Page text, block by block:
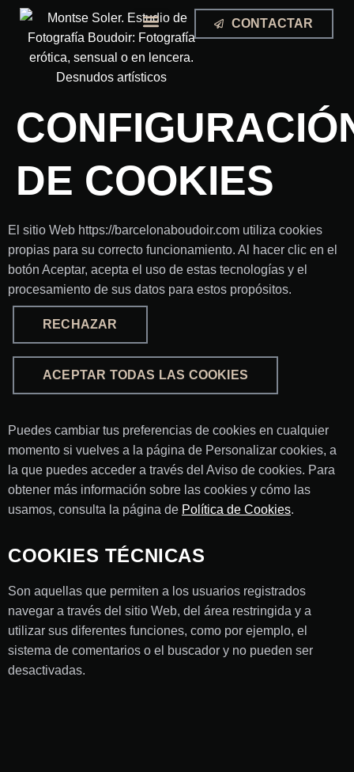
CONTACTAR
DE COOKIES
El sitio Web https://barcelonaboudoir.com utiliza cookies
propias para su correcto funcionamiento. Al hacer clic en el
botón Aceptar, acepta el uso de estas tecnologías y el
procesamiento de sus datos para estos propósitos.
RECHAZAR
ACEPTAR TODAS LAS COOKIES
Puedes cambiar tus preferencias de cookies en cualquier
momento si vuelves a la página de Personalizar cookies, a
la que puedes acceder a través del Aviso de cookies. Para
obtener más información sobre las cookies y cómo las
usamos, consulta la página de Política de Cookies.
COOKIES TÉCNICAS
Son aquellas que permiten a los usuarios registrados
navegar a través del sitio Web, del área restringida y a
utilizar sus diferentes funciones, como por ejemplo, el
sistema de comentarios o el buscador y no pueden ser
desactivadas.